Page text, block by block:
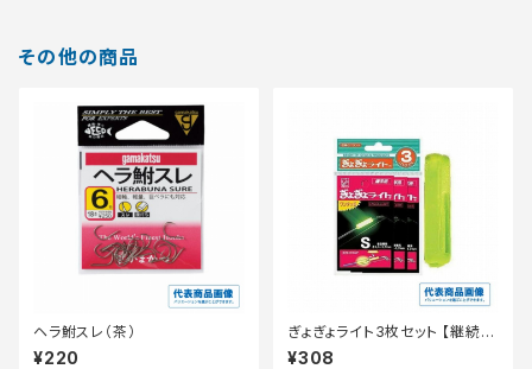
その他の商品
ヘラ鮒スレ（茶）
¥220
ぎょぎょライト3枚セット 【継続セ
ール_装備】
¥308